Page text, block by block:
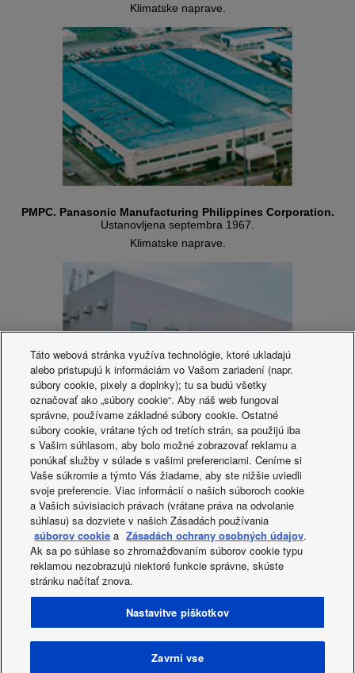
Klimatske naprave.
PMPC. Panasonic Manufacturing Philippines Corporation.
Ustanovljena septembra 1967.
Klimatske naprave.
PI. Panasonic India Pvt. Ltd.
Ustanovljeno decembra 2012.
Sobne klimatske naprave.
Facebook Instagram Youtube
LinkedIn
Stopite v stik z nami
Novice
Táto webová stránka využíva technológie, ktoré ukladajú
alebo pristupujú k informáciám vo Vašom zariadení (napr.
súbory cookie, pixely a doplnky); tu sa budú všetky
označovať ako „súbory cookie“. Aby náš web fungoval
správne, používame základné súbory cookie. Ostatné
súbory cookie, vrátane tých od tretích strán, sa použijú iba
s Vašim súhlasom, aby bolo možné zobrazovať reklamu a
ponúkať služby v súlade s vašimi preferenciami. Ceníme si
Vaše súkromie a týmto Vás žiadame, aby ste nižšie uviedli
svoje preferencie. Viac informácií o našich súboroch cookie
a Vašich súvisiacich právach (vrátane práva na odvolanie
súhlasu) sa dozviete v našich Zásadách používania
súborov cookie a Zásadách ochrany osobných údajov.
Ak sa po súhlase so zhromažďovaním súborov cookie typu
reklamou nezobrazujú niektoré funkcie správne, skúste
stránku načítať znova.
Nastavitve piškotkov
Zavrni vse